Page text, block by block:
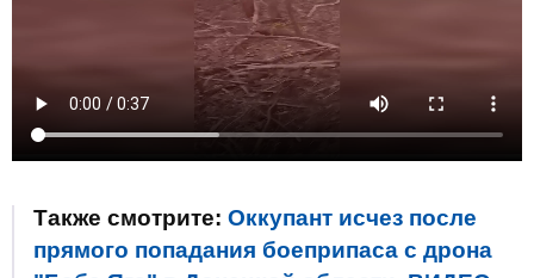
Также смотрите: Оккупант исчез после
прямого попадания боеприпаса с дрона